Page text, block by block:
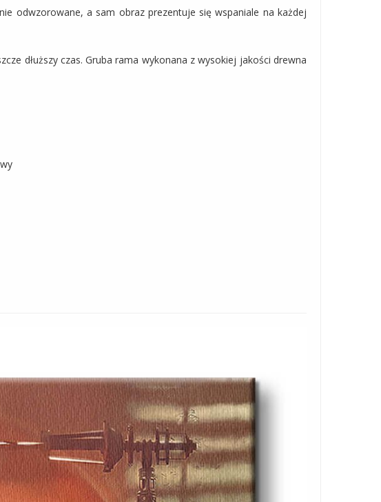
odwzorowane, a sam obraz prezentuje się wspaniale na każdej
dłuższy czas. Gruba rama wykonana z wysokiej jakości drewna